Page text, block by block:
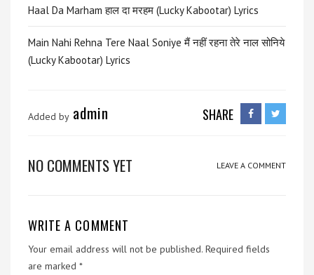
Haal Da Marham हाल दा मरहम (Lucky Kabootar) Lyrics
Main Nahi Rehna Tere Naal Soniye मैं नहीं रहना तेरे नाल सोनिये
(Lucky Kabootar) Lyrics
Added by admin SHARE
NO COMMENTS YET LEAVE A COMMENT
WRITE A COMMENT
Your email address will not be published. Required fields
are marked *